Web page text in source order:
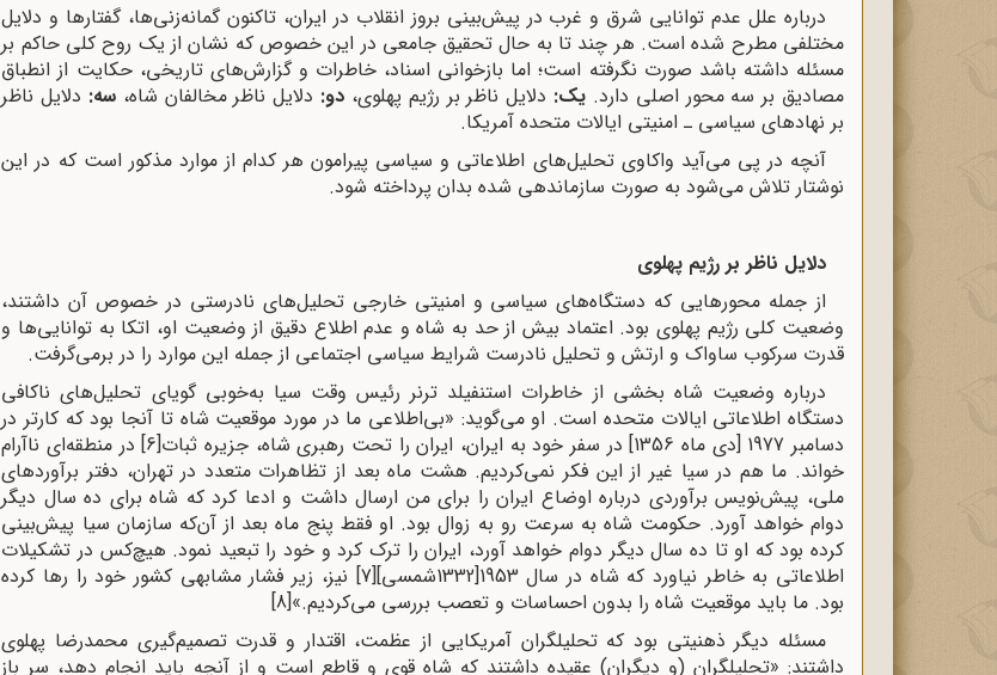
درباره علل عدم توانایی شرق و غرب در پیش‌بینی بروز انقلاب در ایران، تاکنون گمانه‌زنی‌ها، گفتارها و دلایل
مختلفی مطرح شده است. هر چند تا به حال تحقیق جامعی در این خصوص که نشان از یک روح کلی حاکم بر
مسئله داشته باشد صورت نگرفته است؛ اما بازخوانی اسناد، خاطرات و گزارش‌های تاریخی، حکایت از انطباق
مصادیق بر سه محور اصلی دارد. یک: دلایل ناظر بر رژیم پهلوی، دو: دلایل ناظر مخالفان شاه، سه: دلایل ناظر
بر نهادهای سیاسی ـ امنیتی ایالات متحده آمریکا.
آنچه در پی می‌آید واکاوی تحلیل‌های اطلاعاتی و سیاسی پیرامون هر کدام از موارد مذکور است که در این
نوشتار تلاش می‌شود به صورت سازماندهی شده بدان پرداخته شود.
دلایل ناظر بر رژیم پهلوی
از جمله محورهایی که دستگاه‌های سیاسی و امنیتی خارجی تحلیل‌های نادرستی در خصوص آن داشتند،
وضعیت کلی رژیم پهلوی بود. اعتماد بیش از حد به شاه و عدم اطلاع دقیق از وضعیت او، اتکا به توانایی‌ها و
قدرت سرکوب ساواک و ارتش و تحلیل نادرست شرایط سیاسی اجتماعی از جمله این موارد را در برمی‌گرفت.
درباره وضعیت شاه بخشی از خاطرات استنفیلد ترنر رئیس وقت سیا به‌خوبی گویای تحلیل‌های ناکافی
دستگاه اطلاعاتی ایالات متحده است. او می‌گوید: «بی‌اطلاعی ما در مورد موقعیت شاه تا آنجا بود که کارتر در
دسامبر 1977 [دی ماه 1356] در سفر خود به ایران، ایران را تحت رهبری شاه، جزیره ثبات
[6]
در منطقه‌ای ناآرام
خواند. ما هم در سیا غیر از این فکر نمی‌کردیم. هشت ماه بعد از تظاهرات متعدد در تهران، دفتر برآو‌ردهای
ملی، پیش‌نویس برآوردی درباره اوضاع ایران را برای من ارسال داشت و ادعا کرد که شاه برای ده سال دیگر
دوام خواهد آورد. حکومت شاه به سرعت رو به زوال بود. او فقط پنج ماه بعد از آن‌که سازمان سیا پیش‌بینی
کرده بود که او تا ده سال دیگر دوام خواهد آورد، ایران را ترک کرد و خود را تبعید نمود. هیچ‌کس در تشکیلات
اطلاعاتی به خاطر نیاورد که شاه در سال 1953[1332شمسی]
[7]
نیز، زیر فشار مشابهی کشور خود را رها کرده
بود. ما باید موقعیت شاه را بدون احساسات و تعصب بررسی می‌کردیم.»[8]
مسئله دیگر ذهنیتی بود که تحلیلگران آمریکایی از عظمت، اقتدار و قدرت تصمیم‌گیری محمدرضا پهلوی
داشتند: «تحلیلگران (و دیگران) عقیده داشتند که شاه قوی و قاطع است و از آنچه باید انجام دهد، سر باز